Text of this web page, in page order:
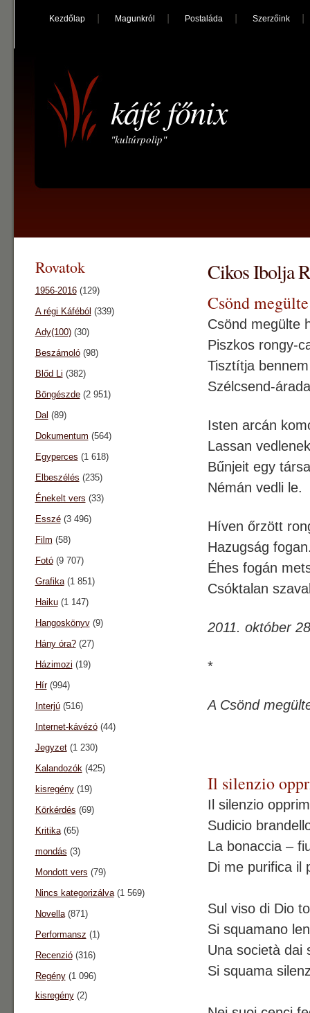
Kezdőlap Magunkról Postaláda Szerzőink
káfé főnix
"kultúrpolip"
Cikos Ibolja
Csönd
Csönd megülte
Piszkos rongy-
Tisztítja
Szélcsend-
Isten arcán
Lassan
Bűnjeit egy
Némán vedli le.
Híven őrzött
Hazugság
Éhes fogán
Csóktalan
2011. október
*
A Csönd
Il silenzio
Il silenzio
Sudicio
La bonaccia –
Di me purifica il
Sul viso di Dio
Si squamano
Una società dai
Si squama
Rovatok
1956-2016(129)
A régi Káféból (339)
Ady(100)(30)
Beszámoló(98)
Blőd Li (382)
Böngészde(2 951)
Dal (89)
Dokumentum (564)
Egyperces (1 618)
Elbeszélés (235)
Énekelt vers (33)
Esszé(3 496)
Film (58)
Fotó(9 707)
Grafika(1 851)
Haiku(1 147)
Hangoskönyv(9)
Hány óra?(27)
Házimozi (19)
Hír(994)
Interjú(516)
Internet-kávézó(44)
Jegyzet(1 230)
Kalandozók(425)
kisregény(19)
Körkérdés (69)
Kritika(65)
mondás (3)
Mondott vers (79)
Nincs kategorizálva(1 569)
Novella(871)
Performansz (1)
Recenzió(316)
Regény(1 096)
kisregény(2)